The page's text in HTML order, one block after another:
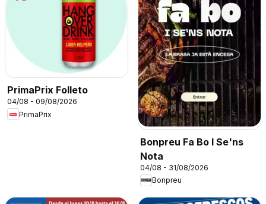
PrimaPrix Folleto
04/08 - 09/08/2026
PrimaPrix
Bonpreu Fa Bo I Se'ns
Nota
04/08 - 31/08/2026
Bonpreu